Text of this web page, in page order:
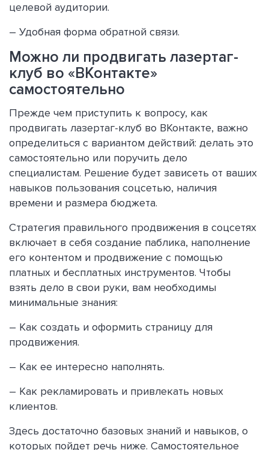
целевой аудитории.
– Удобная форма обратной связи.
Можно ли продвигать лазертаг-
клуб во «ВКонтакте»
самостоятельно
Прежде чем приступить к вопросу, как
продвигать лазертаг-клуб во ВКонтакте, важно
определиться с вариантом действий: делать это
самостоятельно или поручить дело
специалистам. Решение будет зависеть от ваших
навыков пользования соцсетью, наличия
времени и размера бюджета.
Стратегия правильного продвижения в соцсетях
включает в себя создание паблика, наполнение
его контентом и продвижение с помощью
платных и бесплатных инструментов. Чтобы
взять дело в свои руки, вам необходимы
минимальные знания:
– Как создать и оформить страницу для
продвижения.
– Как ее интересно наполнять.
– Как рекламировать и привлекать новых
клиентов.
Здесь достаточно базовых знаний и навыков, о
которых пойдет речь ниже. Самостоятельное